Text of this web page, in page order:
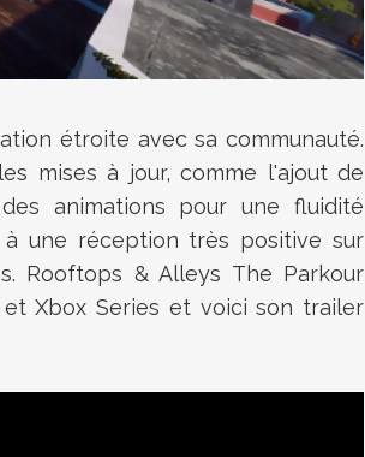
étroite avec sa communauté.
mises à jour, comme l'ajout de
animations pour une fluidité
une réception très positive sur
Rooftops & Alleys The Parkour
Xbox Series et voici son trailer